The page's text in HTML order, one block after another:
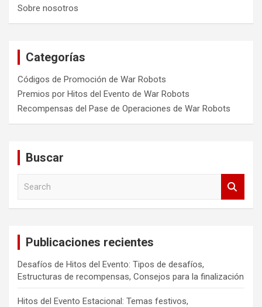
Sobre nosotros
Categorías
Códigos de Promoción de War Robots
Premios por Hitos del Evento de War Robots
Recompensas del Pase de Operaciones de War Robots
Buscar
Publicaciones recientes
Desafíos de Hitos del Evento: Tipos de desafíos,
Estructuras de recompensas, Consejos para la finalización
Hitos del Evento Estacional: Temas festivos,